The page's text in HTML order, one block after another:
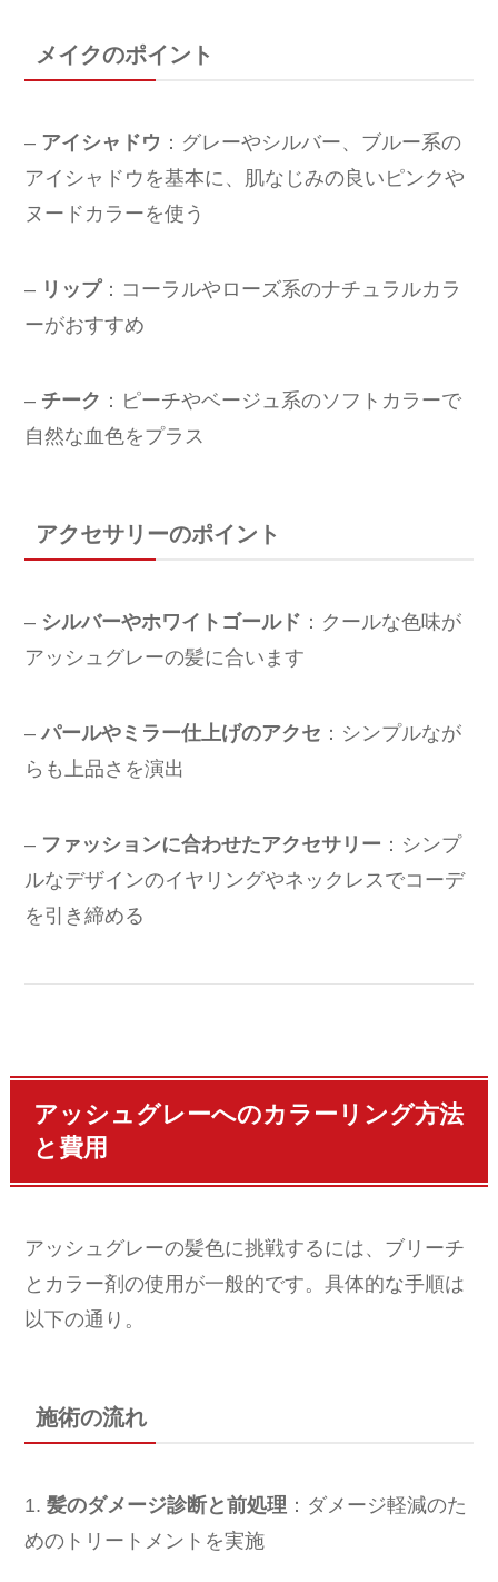
メイクのポイント
– アイシャドウ ：グレーやシルバー、ブルー系の
アイシャドウを基本に、肌なじみの良いピンクや
ヌードカラーを使う
– リップ：コーラルやローズ系のナチュラルカラ
ーがおすすめ
– チーク ：ピーチやベージュ系のソフトカラーで
自然な血色をプラス
アクセサリーのポイント
– シルバーやホワイトゴールド ：クールな色味が
アッシュグレーの髪に合います
–パールやミラー仕上げのアクセ ：シンプルなが
らも上品さを演出
– ファッションに合わせたアクセサリー ：シンプ
ルなデザインのイヤリングやネックレスでコーデ
を引き締める
アッシュグレーへのカラーリング方法
と費用
アッシュグレーの髪色に挑戦するには、ブリーチ
とカラー剤の使用が一般的です。具体的な手順は
以下の通り。
施術の流れ
1.髪のダメージ診断と前処理 ：ダメージ軽減のた
めのトリートメントを実施